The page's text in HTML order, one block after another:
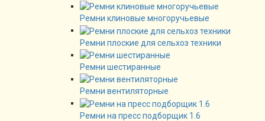
Ремни клиновые многоручьевые
Ремни плоские для сельхоз техники
Ремни шестиранные
Ремни вентиляторные
Ремни на пресс подборщик 1.6